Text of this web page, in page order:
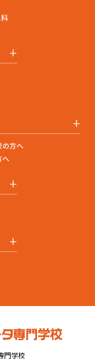
+
+
の方へ
へ
+
+
門学校